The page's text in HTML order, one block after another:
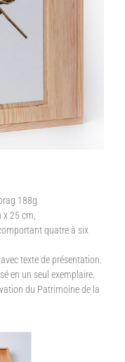
188g
25 cm,
quatre à six
texte de présentation.
en un seul exemplaire.
du Patrimoine de la